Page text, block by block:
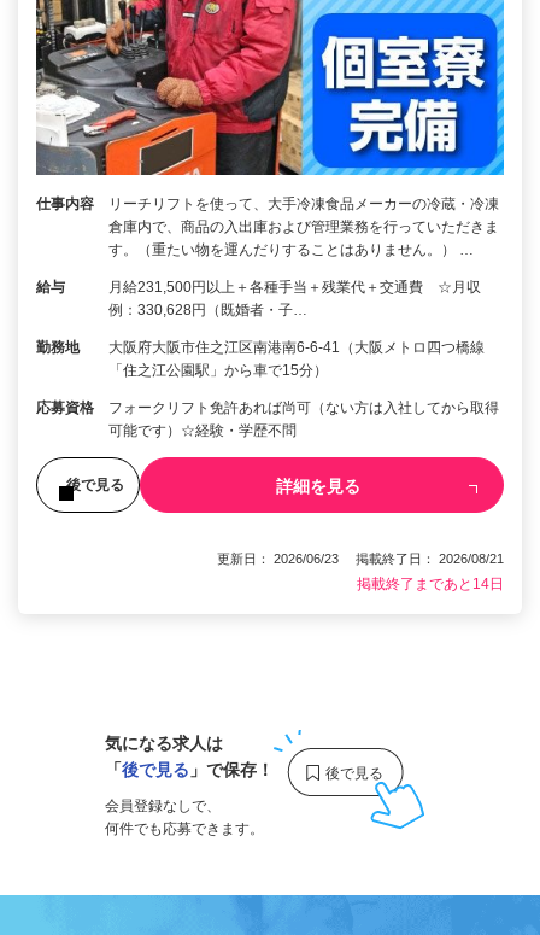
仕事内容
リーチリフトを使って、大手冷凍食品メーカーの冷蔵・冷凍
倉庫内で、商品の入出庫および管理業務を行っていただきま
す。（重たい物を運んだりすることはありません。） …
給与
月給231,500円以上＋各種手当＋残業代＋交通費 ☆月収
例：330,628円（既婚者・子…
勤務地
大阪府大阪市住之江区南港南6-6-41（大阪メトロ四つ橋線
「住之江公園駅」から車で15分）
応募資格
フォークリフト免許あれば尚可（ない方は入社してから取得
可能です）☆経験・学歴不問
後で見る 詳細を見る
更新日： 2026/06/23 掲載終了日： 2026/08/21
掲載終了まであと14日
気になる求人は
「後で見る 」で保存！
会員登録なしで、
何件でも応募できます。